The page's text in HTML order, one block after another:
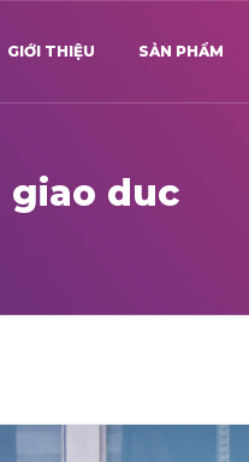
GIỚI THIỆU SẢN PHẨM
giao duc